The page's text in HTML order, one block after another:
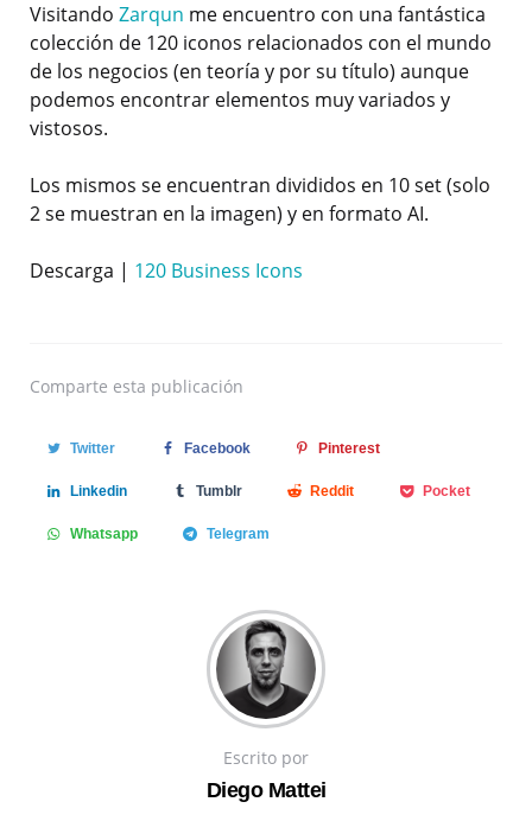
Visitando Zarqun me encuentro con una fantástica
colección de 120 iconos relacionados con el mundo
de los negocios (en teoría y por su título) aunque
podemos encontrar elementos muy variados y
vistosos.
Los mismos se encuentran divididos en 10 set (solo
2 se muestran en la imagen) y en formato AI.
Descarga | 120 Business Icons
Comparte esta publicación
Twitter Facebook Pinterest
Linkedin Tumblr Reddit Pocket
Whatsapp Telegram
Escrito por
Diego Mattei